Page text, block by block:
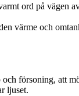
ord på vägen
värme och
och försoning, att
ljuset.